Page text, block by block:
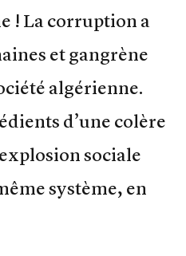
! La corruption a
et gangrène
algérienne.
d’une colère
sociale
système, en